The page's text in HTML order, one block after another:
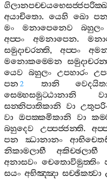
අයාචිතො. යෙහි ඛො පන
මං මනාපෙනෙව බහුලං
අප‍්පං
අමනාපෙන.
සමුදාචරන‍්ති, අප‍්පං
මනොකම‍්මෙන
යෙව
බහුලං උපහාරං
පන 2 තානි
සෙම‍්හසමුට‍්ඨානානි
වා
සන‍්නිපාතිකානි වා
වා ඔපක‍්කමිකානි වා
බහුදෙව
උප‍්පජ‍්ජන‍්ති.
පන
ඣානානං
නිකාමලාභී
අකිච‍්ඡලාභී
අනාසවං චෙතොවිමුත‍්තිං
සයං අභිඤ‍්ඤා සච‍්ඡිකත්‍වා